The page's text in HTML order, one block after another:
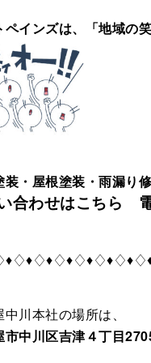
ペインズは、「地域の
装・屋根塗装・雨漏り
合わせはこちら
川本社の場所は、
市中川区吉津４丁目